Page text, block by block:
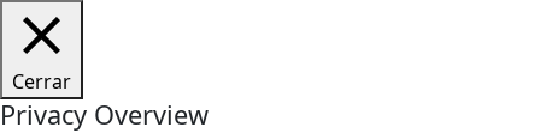
Cerrar
Privacy Overview